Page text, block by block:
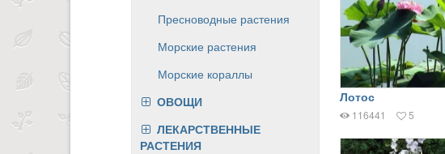
Пресноводные растения
Морские растения
Морские кораллы
ОВОЩИ
ЛЕКАРСТВЕННЫЕ
РАСТЕНИЯ
Лотос
116441 5